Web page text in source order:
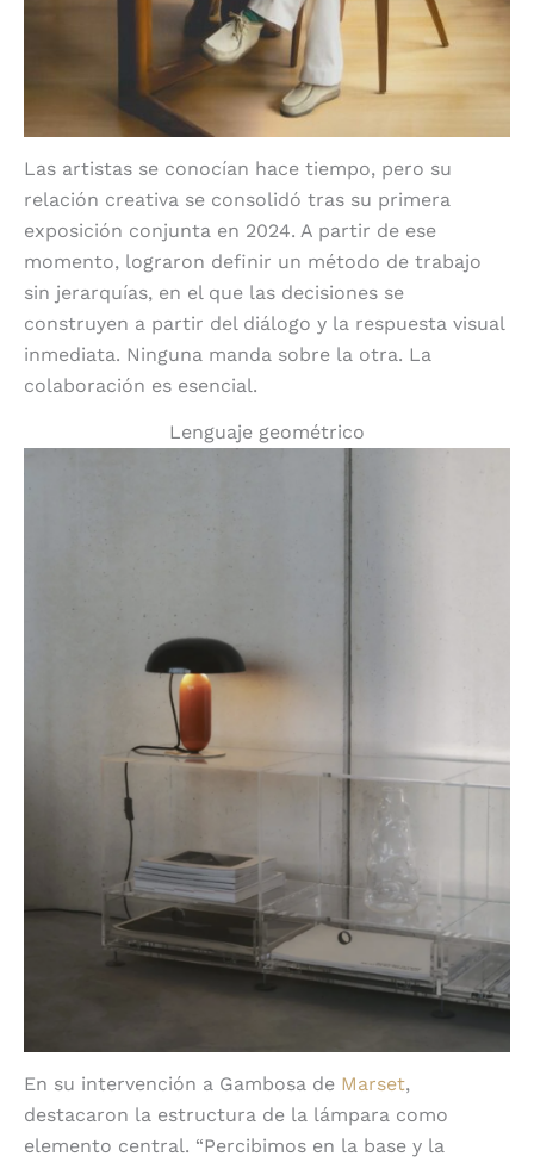
Las artistas se conocían hace tiempo, pero su
relación creativa se consolidó tras su primera
exposición conjunta en 2024. A partir de ese
momento, lograron definir un método de trabajo
sin jerarquías, en el que las decisiones se
construyen a partir del diálogo y la respuesta visual
inmediata. Ninguna manda sobre la otra. La
colaboración es esencial.
Lenguaje geométrico
En su intervención a Gambosa de Marset,
destacaron la estructura de la lámpara como
elemento central. “Percibimos en la base y la